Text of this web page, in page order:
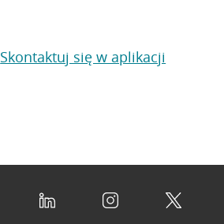
Skontaktuj się w aplikacji